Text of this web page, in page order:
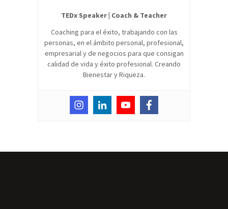
TEDx Speaker | Coach & Teacher
Coaching para el éxito, trabajando con las
personas, en el ámbito personal, profesional,
empresarial y de negocios para que consigan
calidad de vida y éxito profesional. Creando
Bienestar y Riqueza.